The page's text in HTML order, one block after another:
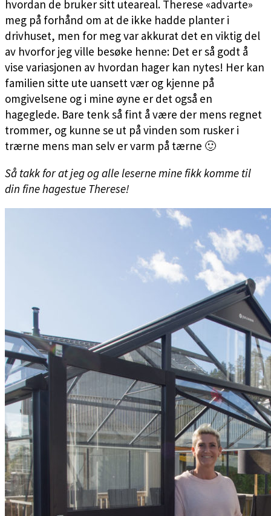
hvordan de bruker sitt uteareal. Therese «advarte»
meg på forhånd om at de ikke hadde planter i
drivhuset, men for meg var akkurat det en viktig del
av hvorfor jeg ville besøke henne: Det er så godt å
vise variasjonen av hvordan hager kan nytes! Her kan
familien sitte ute uansett vær og kjenne på
omgivelsene og i mine øyne er det også en
hageglede. Bare tenk så fint å være der mens regnet
trommer, og kunne se ut på vinden som rusker i
trærne mens man selv er varm på tærne 🙂
Så takk for at jeg og alle leserne mine fikk komme til
din fine hagestue Therese!